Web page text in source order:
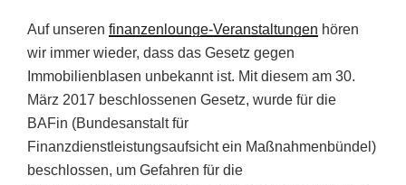
Auf unseren finanzenlounge-Veranstaltungen hören
wir immer wieder, dass das Gesetz gegen
Immobilienblasen unbekannt ist. Mit diesem am 30.
März 2017 beschlossenen Gesetz, wurde für die
BAFin (Bundesanstalt für
Finanzdienstleistungsaufsicht ein Maßnahmenbündel)
beschlossen, um Gefahren für die